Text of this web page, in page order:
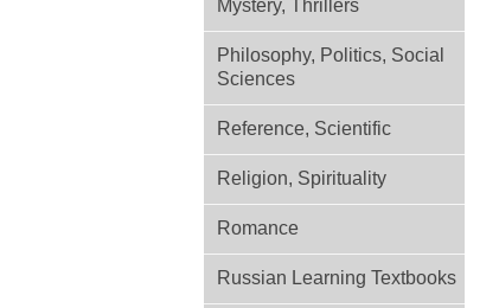
Mystery, Thrillers
Philosophy, Politics, Social
Sciences
Reference, Scientific
Religion, Spirituality
Romance
Russian Learning Textbooks